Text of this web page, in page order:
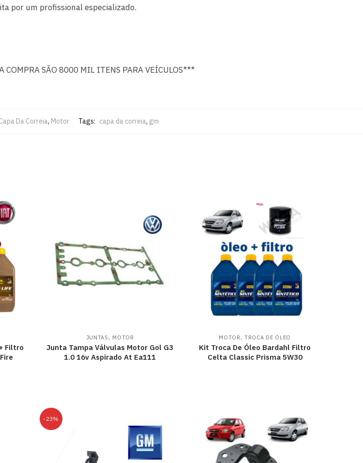
por um profissional especializado.
COMPRA SÃO 8000 MIL ITENS PARA VEÍCULOS***
Da Correia, Motor Tags: capa da correia, gm
Filtro
JUNTAS, MOTOR
Junta Tampa Válvulas Motor Gol G3
1.0 16v Aspirado At Ea111
MOTOR,TROCA DE ÓLEO
Kit Troca De Óleo Bardahl Filtro
Celta Classic Prisma 5W30
-23%